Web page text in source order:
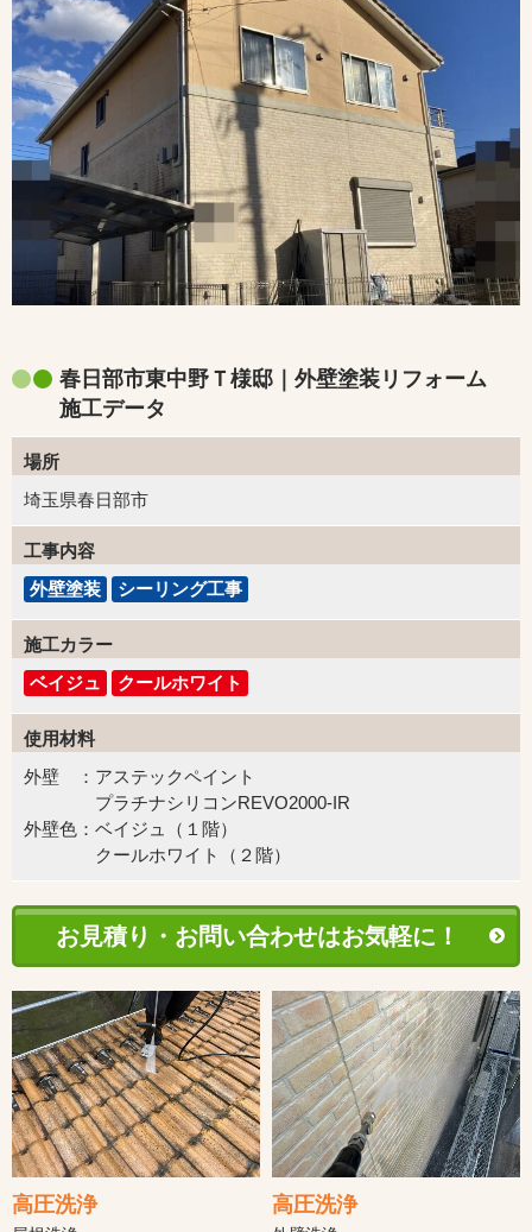
春日部市東中野Ｔ様邸｜外壁塗装リフォーム
施工データ
場所
埼玉県春日部市
工事内容
外壁塗装
シーリング工事
施工カラー
ベイジュ
クールホワイト
使用材料
外壁 ：アステックペイント
プラチナシリコンREVO2000-IR
外壁色：ベイジュ（１階）
クールホワイト（２階）
お見積り・お問い合わせはお気軽に！
高圧洗浄 高圧洗浄